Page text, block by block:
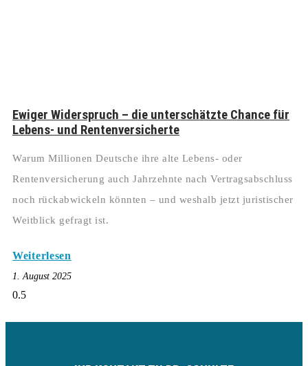
Ewiger Widerspruch – die unterschätzte Chance für
Lebens- und Rentenversicherte
Warum Millionen Deutsche ihre alte Lebens- oder
Rentenversicherung auch Jahrzehnte nach Vertragsabschluss
noch rückabwickeln könnten – und weshalb jetzt juristischer
Weitblick gefragt ist.
Weiterlesen
1. August 2025